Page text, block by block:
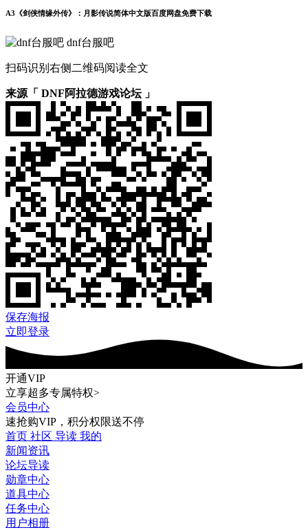
A3《剑侠情缘外传》：月影传说简体中文版百度网盘免费下载
dnf台服吧
扫码识别右侧二维码阅读全文
来源「 DNF阿拉德游戏论坛 」
保存海报
立即登录
开通VIP
立享超多专属特权>
会员中心
速抢购VIP，积分权限送不停
首页 社区 导读 我的
新闻资讯
论坛导读
勋章中心
道具中心
任务中心
用户相册